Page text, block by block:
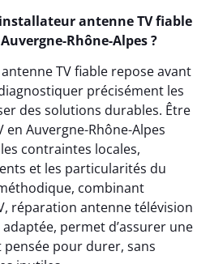
antenne TV fiable
Rhône-Alpes ?
TV fiable repose avant
précisément les
des solutions durables. Être
Auvergne-Rhône-Alpes
contraintes locales,
et les particularités du
combinant
réparation antenne télévision
permet d’assurer une
pour durer, sans